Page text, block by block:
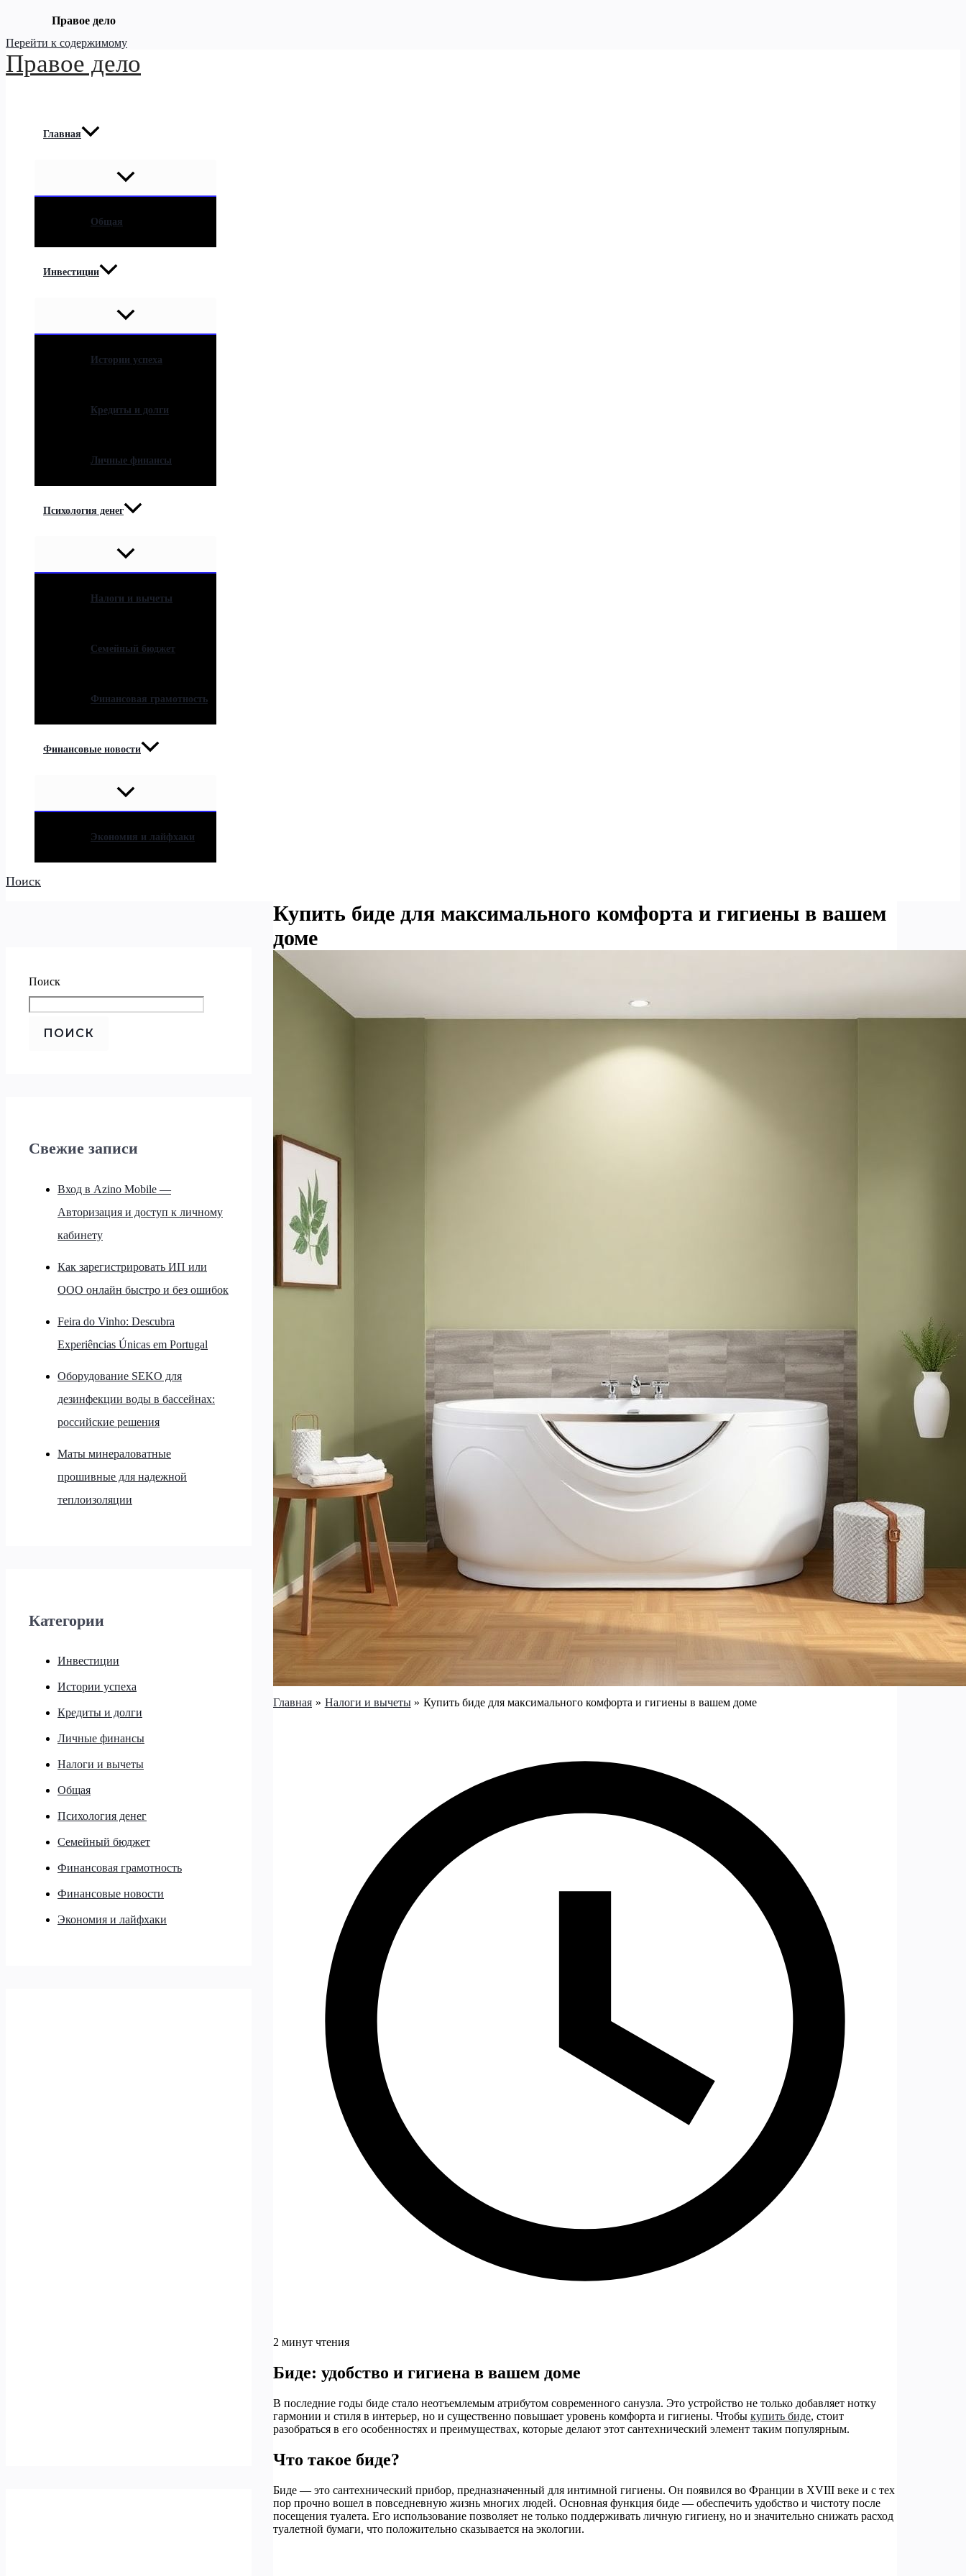
Правое дело
Перейти к содержимому
Правое дело
Главная
Общая
Инвестиции
Истории успеха
Кредиты и долги
Личные финансы
Психология денег
Налоги и вычеты
Семейный бюджет
Финансовая грамотность
Финансовые новости
Экономия и лайфхаки
Поиск
Поиск
ПОИСК
Свежие записи
Вход в Azino Mobile —
Авторизация и доступ к личному
кабинету
Как зарегистрировать ИП или
ООО онлайн быстро и без ошибок
Feira do Vinho: Descubra
Experiências Únicas em Portugal
Оборудование SEKO для
дезинфекции воды в бассейнах:
российские решения
Маты минераловатные
прошивные для надежной
теплоизоляции
Категории
Инвестиции
Истории успеха
Кредиты и долги
Личные финансы
Налоги и вычеты
Общая
Психология денег
Семейный бюджет
Финансовая грамотность
Финансовые новости
Экономия и лайфхаки
Купить биде для максимального комфорта и гигиены в вашем
доме
Главная Налоги и вычеты Купить биде для максимального комфорта и гигиены в вашем доме
2 минут чтения
Биде: удобство и гигиена в вашем доме
В последние годы биде стало неотъемлемым атрибутом современного санузла. Это устройство не только добавляет нотку
гармонии и стиля в интерьер, но и существенно повышает уровень комфорта и гигиены. Чтобы купить биде, стоит
разобраться в его особенностях и преимуществах, которые делают этот сантехнический элемент таким популярным.
Что такое биде?
Биде — это сантехнический прибор, предназначенный для интимной гигиены. Он появился во Франции в XVIII веке и с тех
пор прочно вошел в повседневную жизнь многих людей. Основная функция биде — обеспечить удобство и чистоту после
посещения туалета. Его использование позволяет не только поддерживать личную гигиену, но и значительно снижать расход
туалетной бумаги, что положительно сказывается на экологии.